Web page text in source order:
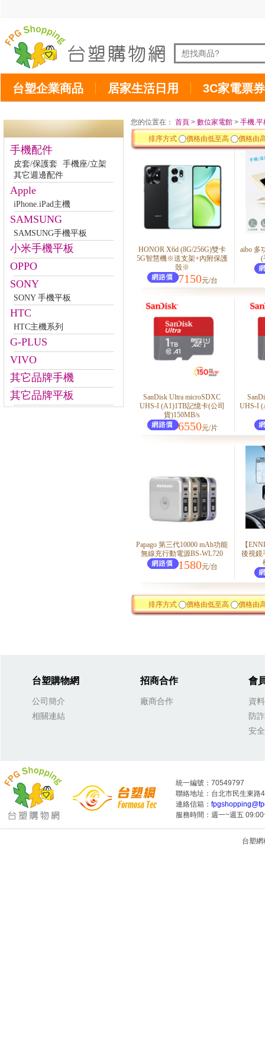
台塑企業商品 居家生活日用 3C家電票券
手機配件
皮套/保護套
手機座/立架
其它週邊配件
Apple
iPhone.iPad主機
SAMSUNG
SAMSUNG手機平板
小米手機平板
OPPO
SONY
SONY 手機平板
HTC
HTC主機系列
G-PLUS
VIVO
其它品牌手機
其它品牌平板
您的位置在： 首頁 > 數位家電館 > 手機.平
排序方式
價格由低至高 價格由
HONOR X6d (8G/256G)雙卡
5G智慧機※送支架+內附保護
殼※
7150元/台
aibo 多
(
SanDisk Ultra microSDXC
UHS-I (A1)1TB記憶卡(公司
貨)150MB/s
6550元/片
UHS-I
Papago 第三代10000 mAh功能
無線充行動電源BS-WL720
1580元/台
【
後視鏡
排序方式 價格由低至高 價格由
台塑購物網
公司簡介
相關連結
招商合作
廠商合作
會
資
防
安
統一編號：70549797
聯絡地址：台北市民生東路
連絡信箱：
服務時間：週一~週五
台塑